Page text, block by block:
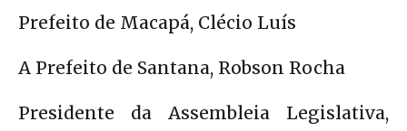
Prefeito de Macapá, Clécio Luís
A Prefeito de Santana, Robson Rocha
Presidente da Assembleia Legislativa,